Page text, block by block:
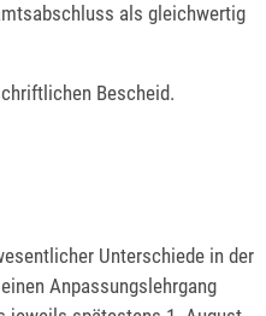
als gleichwertig
Bescheid.
Unterschiede in der
Anpassungslehrgang